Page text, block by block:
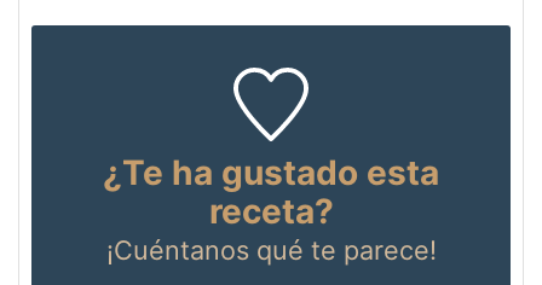
¿Te ha gustado esta
receta?
¡Cuéntanosqué te parece!